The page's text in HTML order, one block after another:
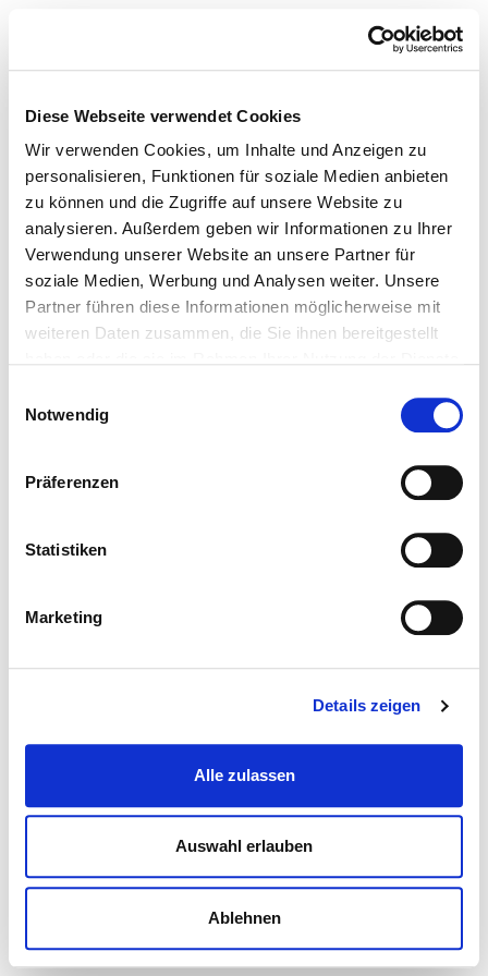
Diese Webseite verwendet Cookies
Wir verwenden Cookies, um Inhalte und Anzeigen zu
personalisieren, Funktionen für soziale Medien anbieten
zu können und die Zugriffe auf unsere Website zu
analysieren. Außerdem geben wir Informationen zu Ihrer
Verwendung unserer Website an unsere Partner für
soziale Medien, Werbung und Analysen weiter. Unsere
Partner führen diese Informationen möglicherweise mit
weiteren Daten zusammen, die Sie ihnen bereitgestellt
Notwendig
Präferenzen
Statistiken
Marketing
Details zeigen
Alle zulassen
Auswahl erlauben
Ablehnen